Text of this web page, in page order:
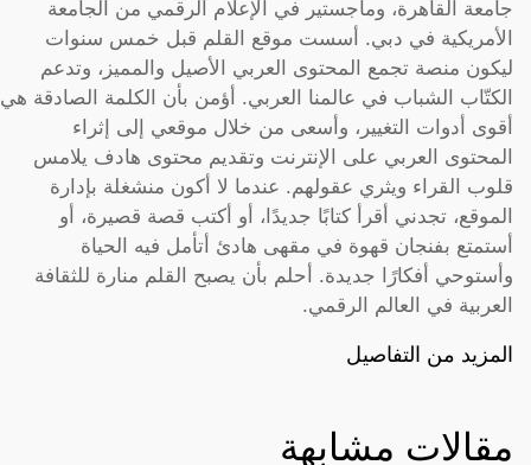
جامعة القاهرة، وماجستير في الإعلام الرقمي من الجامعة
الأمريكية في دبي. أسست موقع القلم قبل خمس سنوات
ليكون منصة تجمع المحتوى العربي الأصيل والمميز، وتدعم
الكتّاب الشباب في عالمنا العربي. أؤمن بأن الكلمة الصادقة هي
أقوى أدوات التغيير، وأسعى من خلال موقعي إلى إثراء
المحتوى العربي على الإنترنت وتقديم محتوى هادف يلامس
قلوب القراء ويثري عقولهم. عندما لا أكون منشغلة بإدارة
الموقع، تجدني أقرأ كتابًا جديدًا، أو أكتب قصة قصيرة، أو
أستمتع بفنجان قهوة في مقهى هادئ أتأمل فيه الحياة
وأستوحي أفكارًا جديدة. أحلم بأن يصبح القلم منارة للثقافة
العربية في العالم الرقمي.
المزيد من التفاصيل
مقالات مشابهة